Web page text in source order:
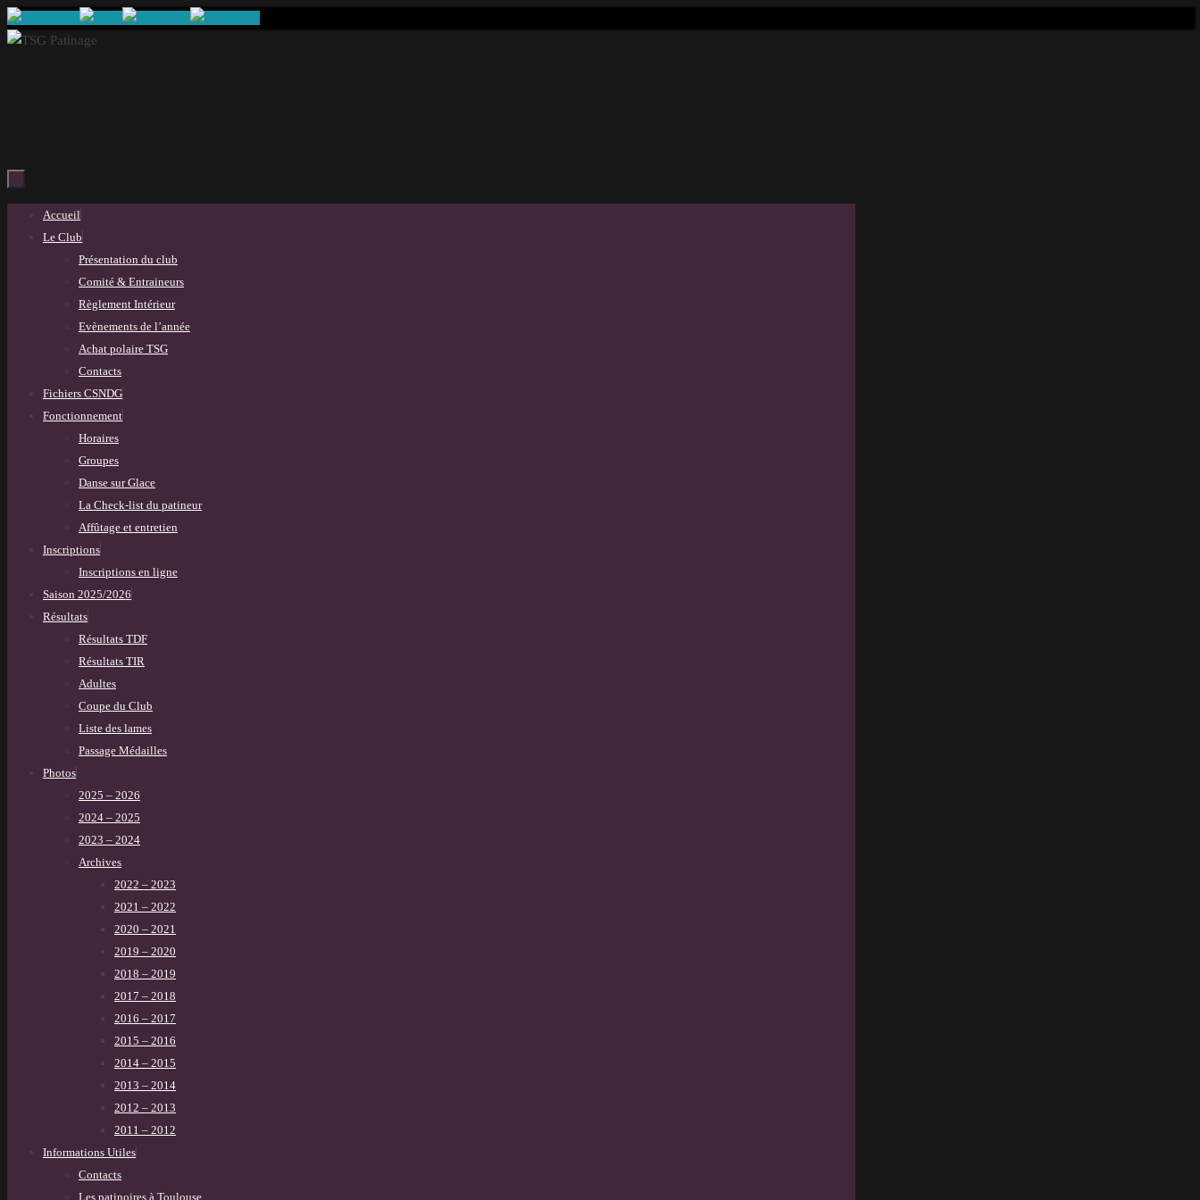
Passer
au
Passer
Accueil
Le Club
Présentation du club
Comité & Entraineurs
Règlement Intérieur
Evènements de l’année
Achat polaire TSG
Contacts
Fichiers CSNDG
Fonctionnement
Horaires
Groupes
Danse sur Glace
La Check-list du patineur
Affûtage et entretien
Inscriptions
Inscriptions en ligne
Saison 2025/2026
Résultats
Résultats TDF
Résultats TIR
Adultes
Coupe du Club
Liste des lames
Passage Médailles
Photos
2025 – 2026
2024 – 2025
2023 – 2024
Archives
2022 – 2023
2021 – 2022
2020 – 2021
2019 – 2020
2018 – 2019
2017 – 2018
2016 – 2017
2015 – 2016
2014 – 2015
2013 – 2014
2012 – 2013
2011 – 2012
Informations Utiles
Contacts
Les patinoires à Toulouse